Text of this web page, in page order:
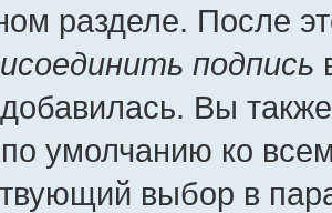
разделе. После
подпись
Вы
умолчанию ко
выбор в